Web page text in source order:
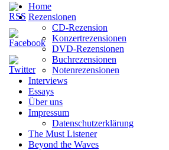
Home
Rezensionen
CD-Rezension
Konzertrezensionen
DVD-Rezensionen
Buchrezensionen
Notenrezensionen
Interviews
Essays
Über uns
Impressum
Datenschutzerklärung
The Must Listener
Beyond the Waves